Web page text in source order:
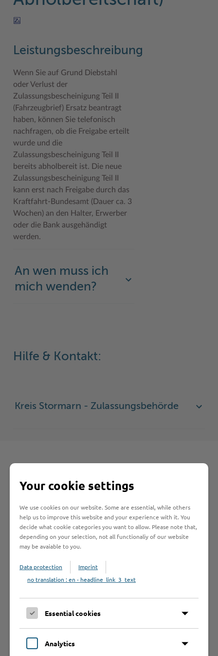
Kontakt / Öffnungszeiten
Leistungen
Lexikon
Publikationen
Wo Sie uns finden
Wunsch-Kennzeichen ↗
Zuständigkeitsfinder SH ↗
Klimaanpassungskonzept
Lokales Wetter
Newsletter
Pressemeldungen
Social Media
Stellenangebote
Stormarninfo
Termine
Ukrainehilfe
Woche der Seelischen Gesundheit
Karrieretag
Kreistag Sitzungskalender
Landrat
Sonderbereiche
Stabsbereiche
Städte und Gemeinden
Wahlen im Kreis
Wappen und Geschichte
Wappenrolle
Was ist ein Kreis?
Zahlen, Daten, Fakten
Weiterbildung beim Kreis Stormarn
Stormarner Bündnis für bezahlbares Wohnen
Zahlen, Daten, Fakten
Naturschutzgebiete
Storchenhorste
Lieblingsplätze in der Metropolregion
Termine und Veranstaltungen
Tourismus
Umlandscout Hamburg
Vereine und Gruppen
Wälder und Moore
Leistungsbeschreibung
Wenn Sie auf Grund Diebstahl
oder Verlust der
Zulassungsbescheinigung Teil II
(Fahrzeugbrief) Ersatz beantragt
haben, können Sie telefonisch
nachfragen, ob die Freigabe erteilt
wurde und die
Zulassungsbescheinigung Teil II
bereits abholbereit ist. Die neue
Zulassungsbescheinigung Teil II
kann erst nach Freigabe durch das
Kraftfahrt-Bundesamt (Dauer ca. 3
Wochen) an den Halter, Erwerber
oder die Bank ausgehändigt
werden.
An wen muss ich
mich wenden?
Hilfe & Kontakt:
Kreis Stormarn - Zulassungsbehörde
Schnelleinstieg
Seite auswählen
Online-Services
Formulare
Leistungen von A bis Z
Your cookie settings
We use cookies on our website. Some are essential, while others
help us to improve this website and your experience with it. You
decide what cookie categories you want to allow. Please note that,
depending on your selection, not all functionaliy of our website
may be avaiable to you.
Data protection
Imprint
no translation : en - headline_link_3_text
Essential cookies
Analytics